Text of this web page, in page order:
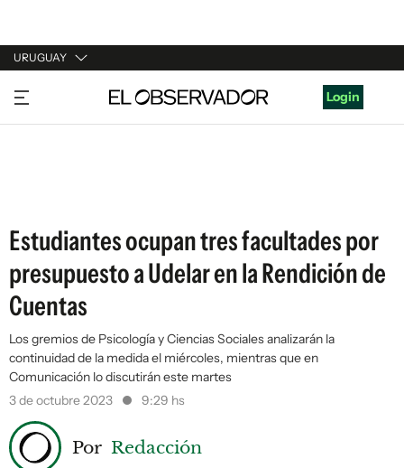
URUGUAY
URUGUAY
ARGENTINA
Login
Estudiantes ocupan tres facultades por
presupuesto a Udelar en la Rendición de
Cuentas
Los gremios de Psicología y Ciencias Sociales analizarán la
continuidad de la medida el miércoles, mientras que en
Comunicación lo discutirán este martes
3 de octubre 2023
9:29 hs
Por Redacción